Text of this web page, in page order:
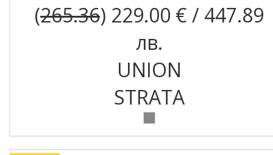
(265.36) 229.00 € / 447.89
лв.
UNION
STRATA